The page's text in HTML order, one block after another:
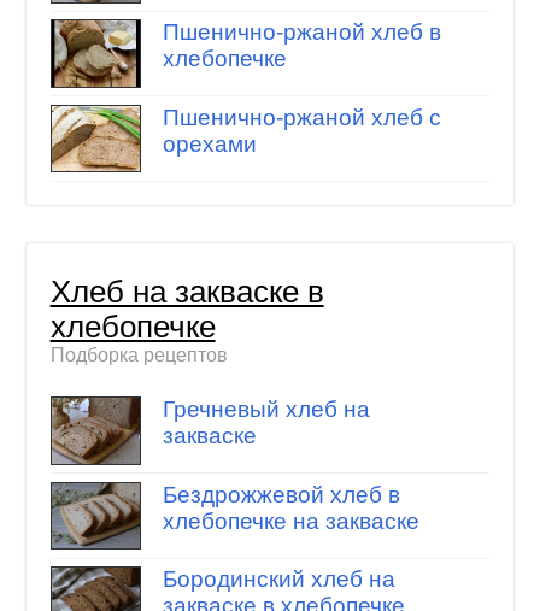
Пшенично-ржаной хлеб в
хлебопечке
Пшенично-ржаной хлеб с
орехами
Хлеб на закваске в
хлебопечке
Подборка рецептов
Гречневый хлеб на
закваске
Бездрожжевой хлеб в
хлебопечке на закваске
Бородинский хлеб на
закваске в хлебопечке